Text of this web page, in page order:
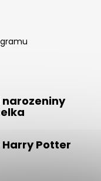
narozeniny
Potter